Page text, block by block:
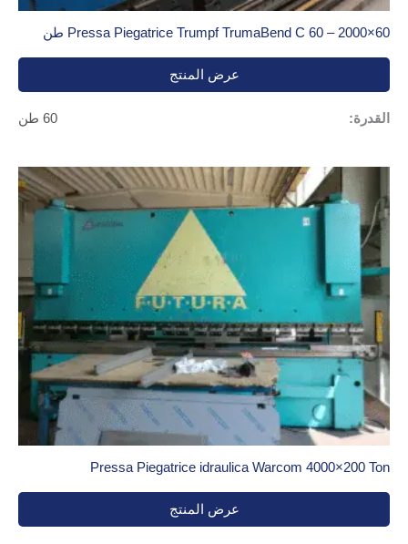
Pressa Piegatrice Trumpf TrumaBend C 60 – 2000×60 طن
عرض المنتج
القدرة: 60 طن
Pressa Piegatrice idraulica Warcom 4000×200 Ton
عرض المنتج